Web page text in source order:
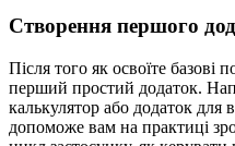
Створення першого
Після того як освоїте базові
перший простий додаток.
калькулятор або додаток для
допоможе вам на практиці